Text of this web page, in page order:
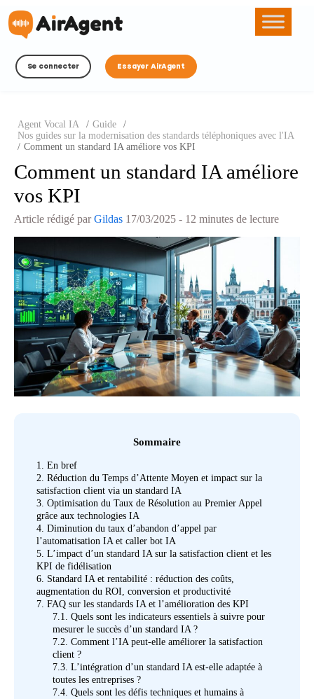
Se connecter Essayer AirAgent
Agent Vocal IA / Guide
/
Nos guides sur la modernisation des standards téléphoniques avec l'IA
/ Comment un standard IA améliore vos KPI
Comment un standard IA améliore
vos KPI
Article rédigé parGildas 17/03/2025 - 12 minutes de lecture
Sommaire
1. En bref
2. Réduction du Temps d’Attente Moyen et impact sur la
satisfaction client via un standard IA
3. Optimisation du Taux de Résolution au Premier Appel
grâce aux technologies IA
4. Diminution du taux d’abandon d’appel par
l’automatisation IA et caller bot IA
5. L’impact d’un standard IA sur la satisfaction client et les
KPI de fidélisation
6. Standard IA et rentabilité : réduction des coûts,
augmentation du ROI, conversion et productivité
7. FAQ sur les standards IA et l’amélioration des KPI
7.1. Quels sont les indicateurs essentiels à suivre pour
mesurer le succès d’un standard IA ?
7.2. Comment l’IA peut-elle améliorer la satisfaction
client ?
7.3. L’intégration d’un standard IA est-elle adaptée à
toutes les entreprises ?
7.4. Quels sont les défis techniques et humains à